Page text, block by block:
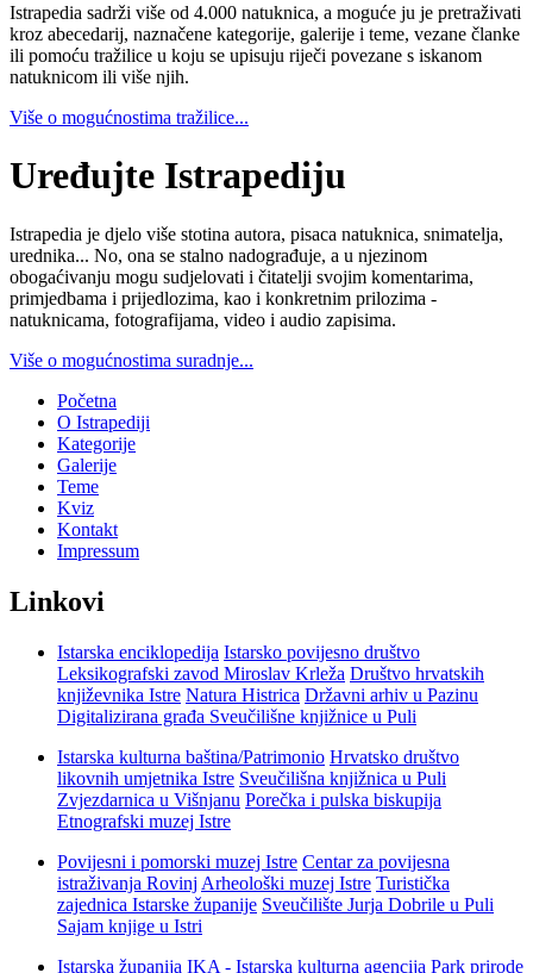
Istrapedia sadrži više od 4.000 natuknica, a moguće ju je pretraživati
kroz abecedarij, naznačene kategorije, galerije i teme, vezane članke
ili pomoću tražilice u koju se upisuju riječi povezane s iskanom
natuknicom ili više njih.
Više o mogućnostima tražilice...
Uređujte Istrapediju
Istrapedia je djelo više stotina autora, pisaca natuknica, snimatelja,
urednika... No, ona se stalno nadograđuje, a u njezinom
obogaćivanju mogu sudjelovati i čitatelji svojim komentarima,
primjedbama i prijedlozima, kao i konkretnim prilozima -
natuknicama, fotografijama, video i audio zapisima.
Više o mogućnostima suradnje...
Početna
O Istrapediji
Kategorije
Galerije
Teme
Kviz
Kontakt
Impressum
Linkovi
Istarska enciklopedija Istarsko povijesno društvo
Leksikografski zavod Miroslav Krleža Društvo hrvatskih
književnika Istre Natura Histrica Državni arhiv u Pazinu
Digitalizirana građa Sveučilišne knjižnice u Puli
Istarska kulturna baština/Patrimonio Hrvatsko društvo
likovnih umjetnika Istre Sveučilišna knjižnica u Puli
Zvjezdarnica u Višnjanu Porečka i pulska biskupija
Etnografski muzej Istre
Povijesni i pomorski muzej Istre Centar za povijesna
istraživanja Rovinj Arheološki muzej Istre Turistička
zajednica Istarske županije Sveučilište Jurja Dobrile u Puli
Sajam knjige u Istri
Istarska županija IKA - Istarska kulturna agencija Park prirode